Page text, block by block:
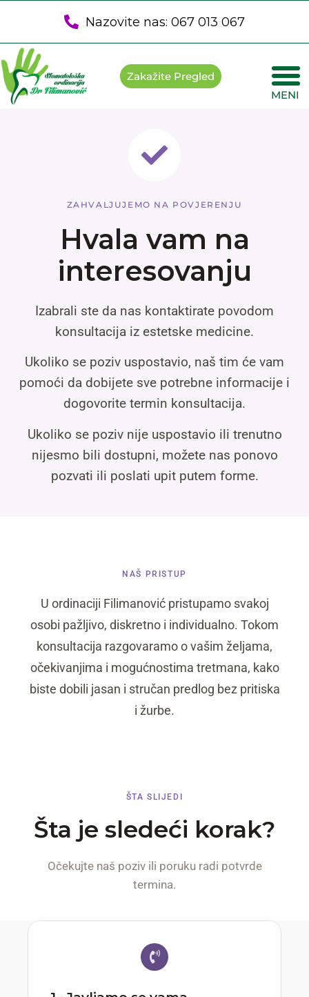
Nazovite nas: 067 013 067
Zakažite Pregled
MENI
ZAHVALJUJEMO NA POVJERENJU
Hvala vam na
interesovanju
Izabrali ste da nas kontaktirate povodom
konsultacija iz estetske medicine.
Ukoliko se poziv uspostavio, naš tim će vam
pomoći da dobijete sve potrebne informacije i
dogovorite termin konsultacija.
Ukoliko se poziv nije uspostavio ili trenutno
nijesmo bili dostupni, možete nas ponovo
pozvati ili poslati upit putem forme.
NAŠ PRISTUP
U ordinaciji Filimanović pristupamo svakoj
osobi pažljivo, diskretno i individualno. Tokom
konsultacija razgovaramo o vašim željama,
očekivanjima i mogućnostima tretmana, kako
biste dobili jasan i stručan predlog bez pritiska
i žurbe.
ŠTA SLIJEDI
Šta je sledeći korak?
Očekujte naš poziv ili poruku radi potvrde
termina.